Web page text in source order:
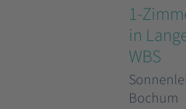
1-
in
WBS
Bochum